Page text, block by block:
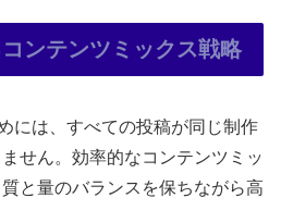
ンテンツミックス戦略
には、すべての投稿が同じ制作
せん。効率的なコンテンツミッ
と量のバランスを保ちながら高